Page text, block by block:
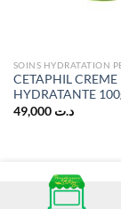
CETAPHIL CREME
HYDRATANTE
د.ت 49,000